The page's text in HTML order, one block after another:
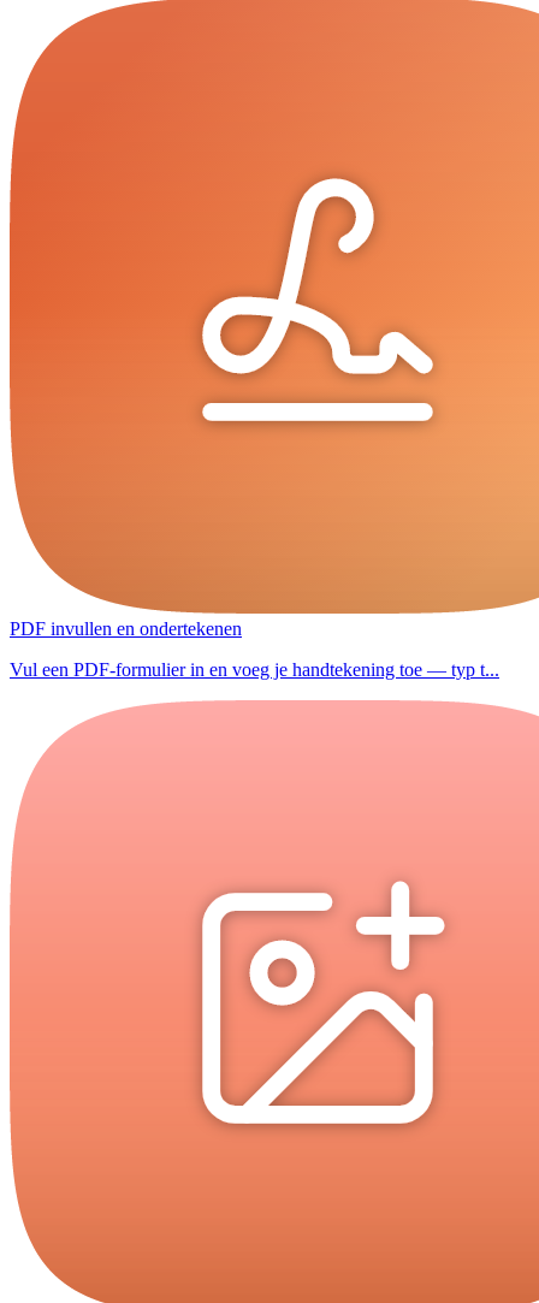
PDF invullen en ondertekenen
Vul een PDF-formulier in en voeg je handtekening toe — typ t...